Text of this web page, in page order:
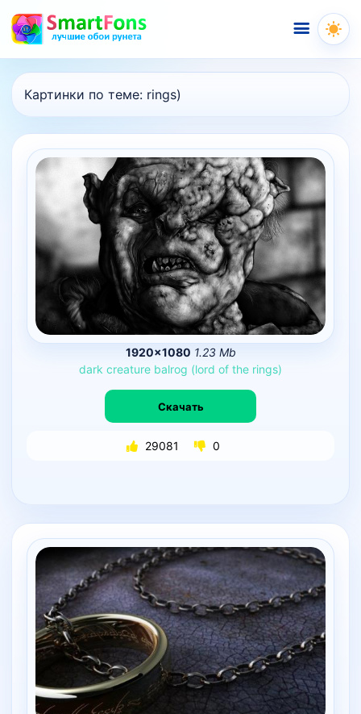
Меню
Картинки по теме: rings)
1920×1080 1.23 Mb
dark creature balrog (lord of the rings)
Скачать
29081 0